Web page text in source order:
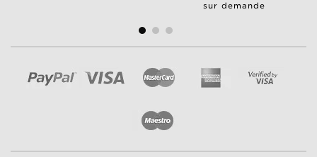
sur demande